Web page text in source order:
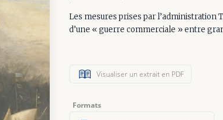
Les mesures prises par l’administration
d’une « guerre commerciale » entre
Visualiser un extrait en PDF
Formats